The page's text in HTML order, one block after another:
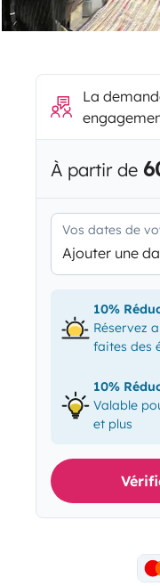
La
À partir de
Vos dates de
Ajouter une
10%
Réservez
faites des
10%
Valable
et plus